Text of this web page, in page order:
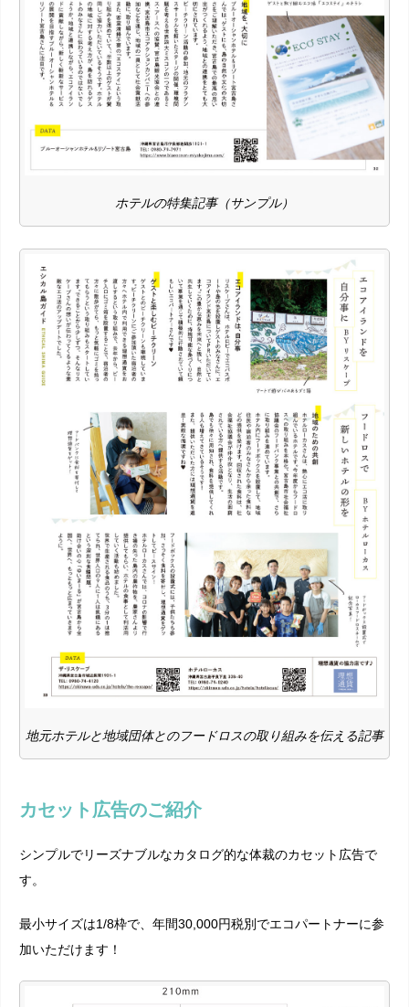
ホテルの特集記事（サンプル）
地元ホテルと地域団体とのフードロスの取り組みを伝える記事
カセット広告のご紹介
シンプルでリーズナブルなカタログ的な体裁のカセット広告で
す。
最小サイズは1/8枠で、年間30,000円税別でエコパートナーに参
加いただけます！